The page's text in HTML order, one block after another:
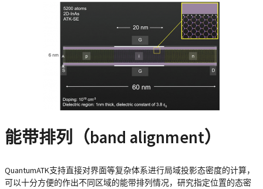
能带排列（band alignment）
QuantumATK支持直接对界面等复杂体系进行局域投影态密度的计算，
可以十分方便的作出不同区域的能带排列情况，研究指定位置的态密